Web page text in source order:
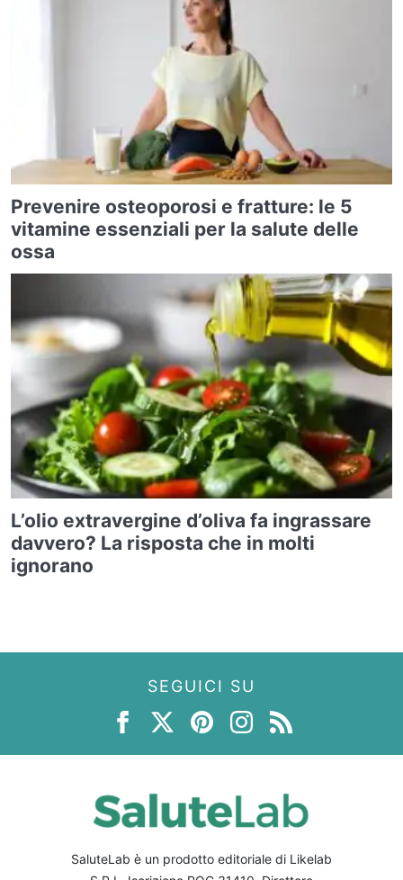
Prevenire osteoporosi e fratture: le 5
vitamine essenziali per la salute delle
ossa
L’olio extravergine d’oliva fa ingrassare
davvero? La risposta che in molti
ignorano
SEGUICI SU
SaluteLab è un prodotto editoriale di Likelab